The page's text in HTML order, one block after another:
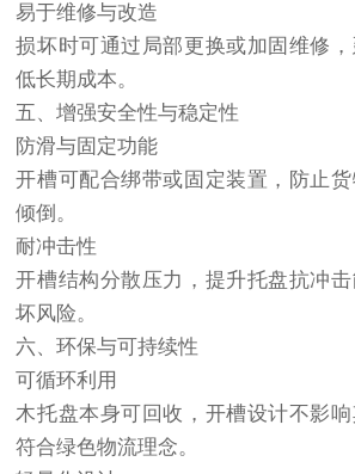
易于维修与改造
损坏时可通过局部更换或加固维修
低长期成本。
五、增强安全性与稳定性
防滑与固定功能
开槽可配合绑带或固定装置，防止
倾倒。
耐冲击性
开槽结构分散压力，提升托盘抗冲
坏风险。
六、环保与可持续性
可循环利用
木托盘本身可回收，开槽设计不影响
符合绿色物流理念。